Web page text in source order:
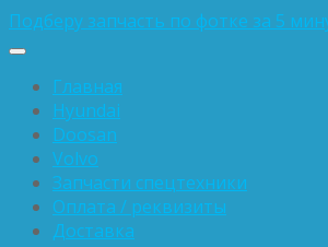
Подберу запчасть по фотке за 5
Главная
Hyundai
Doosan
Volvo
Запчасти спецтехники
Оплата / реквизиты
Доставка